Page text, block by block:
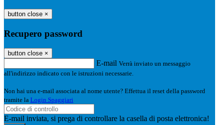
button close ×
Recupero password
button close ×
E-mail Verrà inviato un messaggio
all'indirizzo indicato con le istruzioni necessarie.
Non hai una e-mail associata al nome utente? Effettua il reset della password
tramite la Login Spaggiari
E-mail inviata, si prega di controllare la casella di posta elettronica!